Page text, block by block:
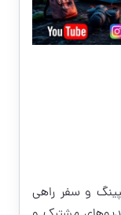
و سفر راهی